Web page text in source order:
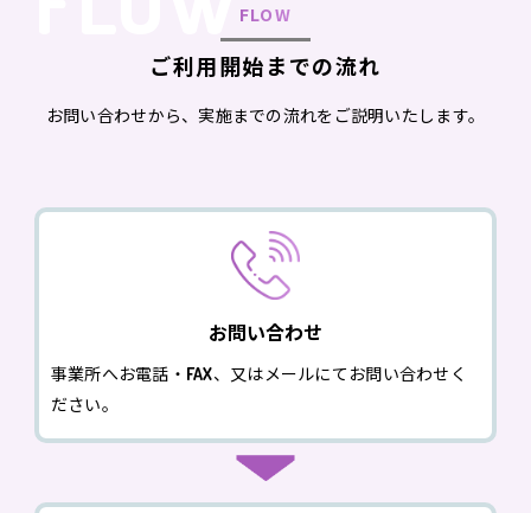
FLOW
ご利用開始までの流れ
お問い合わせから、実施までの流れをご説明いたします。
お問い合わせ
事業所へお電話・FAX、又はメールにてお問い合わせく
ださい。